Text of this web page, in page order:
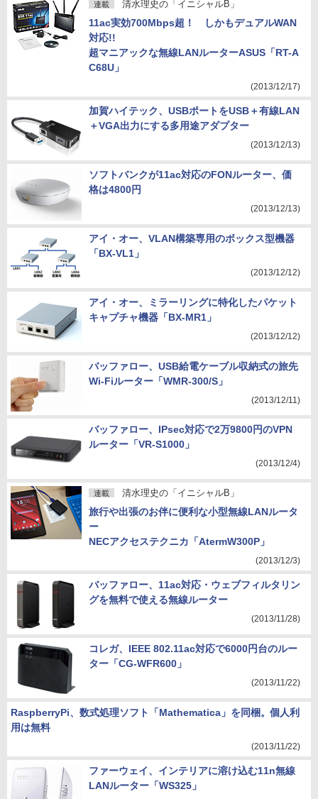
連載 清水理史の「イニシャルB」
11ac実効700Mbps超！ しかもデュアルWAN
対応!!
超マニアックな無線LANルーターASUS「RT-A
C68U」
(2013/12/17)
加賀ハイテック、USBポートをUSB＋有線LAN
＋VGA出力にする多用途アダプター
(2013/12/13)
ソフトバンクが11ac対応のFONルーター、価
格は4800円
(2013/12/13)
アイ・オー、VLAN構築専用のボックス型機器
「BX-VL1」
(2013/12/12)
アイ・オー、ミラーリングに特化したパケット
キャプチャ機器「BX-MR1」
(2013/12/12)
バッファロー、USB給電ケーブル収納式の旅先
Wi-Fiルーター「WMR-300/S」
(2013/12/11)
バッファロー、IPsec対応で2万9800円のVPN
ルーター「VR-S1000」
(2013/12/4)
連載 清水理史の「イニシャルB」
旅行や出張のお伴に便利な小型無線LANルータ
ー
NECアクセステクニカ「AtermW300P」
(2013/12/3)
バッファロー、11ac対応・ウェブフィルタリン
グを無料で使える無線ルーター
(2013/11/28)
コレガ、IEEE 802.11ac対応で6000円台のルー
ター「CG-WFR600」
(2013/11/22)
RaspberryPi、数式処理ソフト「Mathematica」を同梱。個人利
用は無料
(2013/11/22)
ファーウェイ、インテリアに溶け込む11n無線
LANルーター「WS325」